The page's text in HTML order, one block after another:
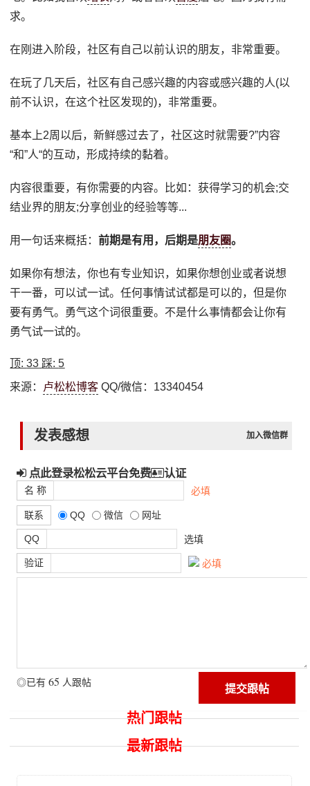
求。
在刚进入阶段，社区有自己以前认识的朋友，非常重要。
在玩了几天后，社区有自己感兴趣的内容或感兴趣的人(以
前不认识，在这个社区发现的)，非常重要。
基本上2周以后，新鲜感过去了，社区这时就需要?”内容
“和”人“的互动，形成持续的黏着。
内容很重要，有你需要的内容。比如：获得学习的机会;交
结业界的朋友;分享创业的经验等等...
用一句话来概括：前期是有用，后期是朋友圈。
如果你有想法，你也有专业知识，如果你想创业或者说想
干一番，可以试一试。任何事情试试都是可以的，但是你
要有勇气。勇气这个词很重要。不是什么事情都会让你有
勇气试一试的。
顶:33 踩:5
来源： 卢松松博客 QQ/微信：13340454
发表感想 加入微信群
点此登录松松云平台免费 认证
名 称 必填
联系 QQ 微信 网址
QQ 选填
验证 必填
◎已有 65 人跟帖
热门跟帖
最新跟帖